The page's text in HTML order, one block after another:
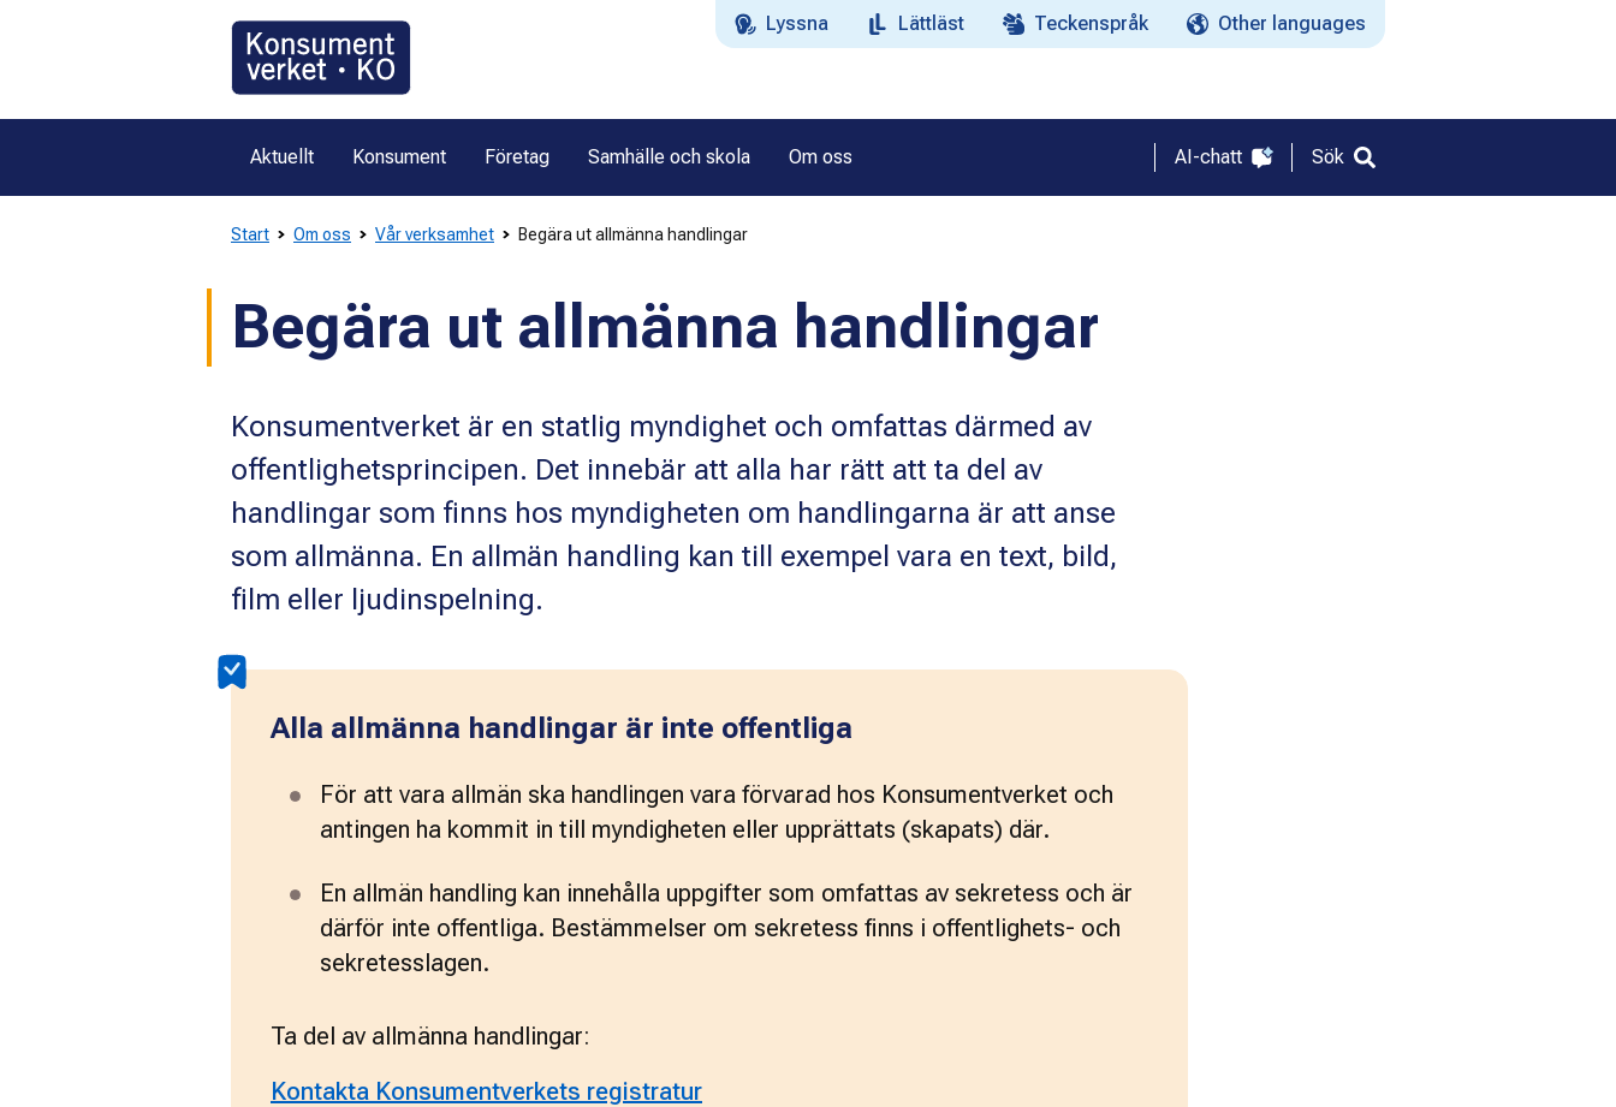
Lyssna Lättläst Teckenspråk Other languages
Aktuellt Konsument Företag Samhälle och skola Om oss AI-chatt Sök
Start Om oss Vår verksamhet Begära ut allmänna handlingar
Begära ut allmänna handlingar
Konsumentverket är en statlig myndighet och omfattas därmed av
offentlighetsprincipen. Det innebär att alla har rätt att ta del av
handlingar som finns hos myndigheten om handlingarna är att anse
som allmänna. En allmän handling kan till exempel vara en text, bild,
film eller ljudinspelning.
Alla allmänna handlingar är inte offentliga
För att vara allmän ska handlingen vara förvarad hos Konsumentverket och
antingen ha kommit in till myndigheten eller upprättats (skapats) där.
En allmän handling kan innehålla uppgifter som omfattas av sekretess och är
därför inte offentliga. Bestämmelser om sekretess finns i offentlighets- och
sekretesslagen.
Ta del av allmänna handlingar:
Kontakta Konsumentverkets registratur